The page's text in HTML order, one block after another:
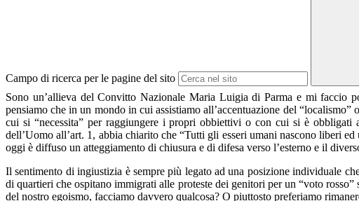
Campo di ricerca per le pagine del sito
Sono un’allieva del Convitto Nazionale Maria Luigia di Parma e mi faccio
pensiamo che in un mondo in cui assistiamo all’accentuazione del
cui si “necessita” per raggiungere i propri obbiettivi o con cui si è obbligati
dell’Uomo all’art. 1, abbia chiarito che “Tutti gli esseri umani nascono liberi
oggi è diffuso un atteggiamento di chiusura e di difesa verso l’esterno e il
Il sentimento di ingiustizia è sempre più legato ad una posizione individuale
di quartieri che ospitano immigrati alle proteste dei genitori per un “voto
del nostro egoismo, facciamo davvero qualcosa? O piuttosto preferiamo